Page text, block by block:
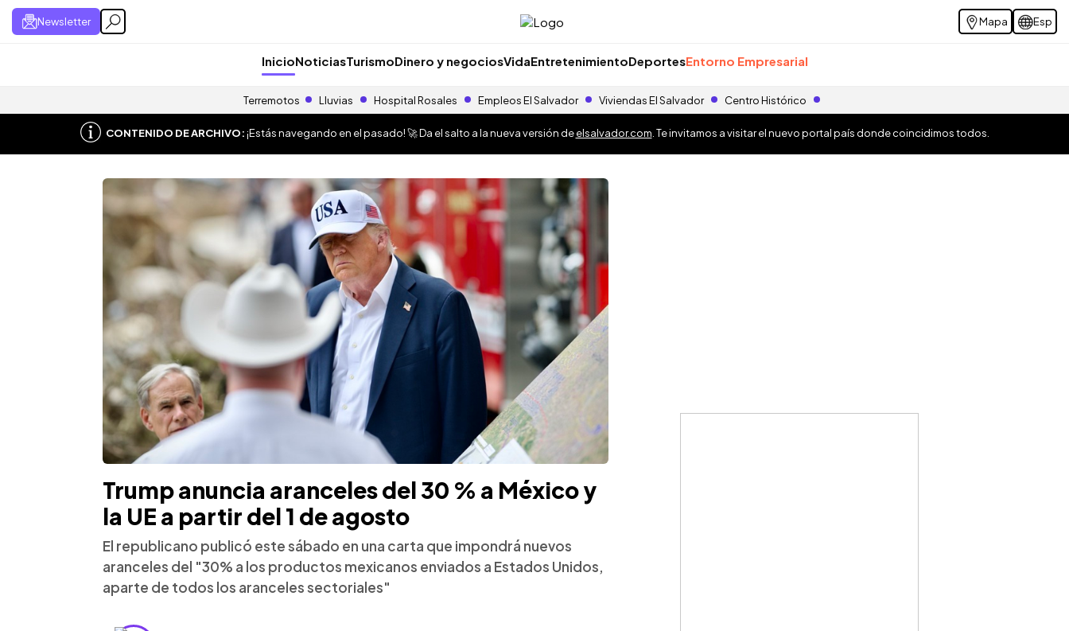
Newsletter Mapa Esp
InicioNoticiasTurismoDinero y negociosVidaEntretenimientoDeportesEntorno Empresarial
Terremotos Lluvias Hospital Rosales Empleos El Salvador Viviendas El Salvador Centro Histórico
CONTENIDO DE ARCHIVO:¡Estás navegando en el pasado! 🚀 Da el salto a la nueva versión deelsalvador.com . Te invitamos a visitar el nuevo portal país donde coincidimos todos.
Trump anuncia aranceles del 30 % a México y
la UE a partir del 1 de agosto
El republicano publicó este sábado en una carta que impondrá nuevos
aranceles del "30% a los productos mexicanos enviados a Estados Unidos,
aparte de todos los aranceles sectoriales"